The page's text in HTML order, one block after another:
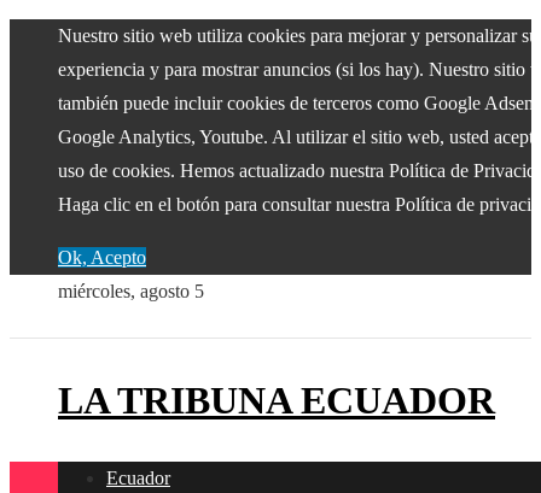
Nuestro sitio web utiliza cookies para mejorar y personalizar su
experiencia y para mostrar anuncios (si los hay). Nuestro sitio
también puede incluir cookies de terceros como Google
Google Analytics, Youtube. Al utilizar el sitio web, usted
uso de cookies. Hemos actualizado nuestra Política de
Haga clic en el botón para consultar nuestra Política de
Ok, Acepto
miércoles, agosto 5
LA TRIBUNA ECUADOR
Ecuador